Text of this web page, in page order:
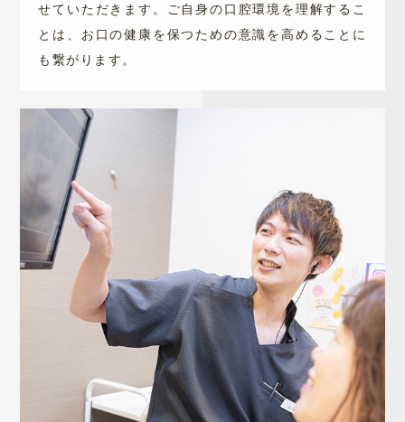
せていただきます。ご自身の口腔環境を理解するこ
とは、お口の健康を保つための意識を高めることに
も繋がります。